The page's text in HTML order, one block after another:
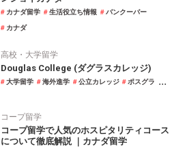
カナダ留学 生活役立ち情報
バンクーバー
カナダ
高校・大学留学
Douglas College (ダグラスカレッジ)
大学留学 海外進学 公立カレッジ ポスグラ ...
コープ留学
コープ留学で人気のホスピタリティコース
について徹底解説 ｜カナダ留学